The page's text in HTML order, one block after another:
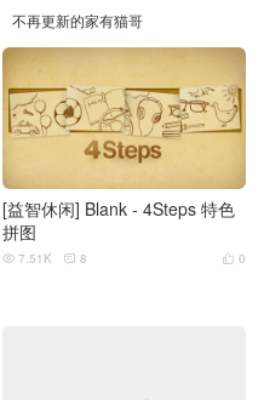
不再更新的家有猫哥
[益智休闲] Blank - 4Steps 特色
拼图
 0
 7.51K  8